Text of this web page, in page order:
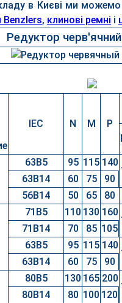
в Києві ми
Benzlers, клинові ремні і
Редуктор черв'ячний
IEC N M P
63B5 95 115 140
63B14 60 75
90
56B14
50 65 80
71B5 110 130 160
71B14 70 85 105
63B5
95 115 140
63B14 60 75 90
80B5 130 165 200
80B14 80 100 120